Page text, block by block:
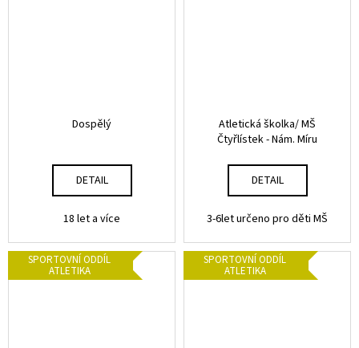
Dospělý
DETAIL
18 let a více
Atletická školka/ MŠ
Čtyřlístek - Nám. Míru
DETAIL
3-6let určeno pro děti MŠ
SPORTOVNÍ ODDÍL
ATLETIKA
SPORTOVNÍ ODDÍL
ATLETIKA